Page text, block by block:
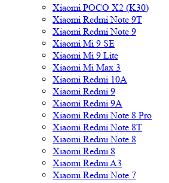
Xiaomi POCO X2 (K30)
Xiaomi Redmi Note 9T
Xiaomi Redmi Note 9
Xiaomi Mi 9 SE
Xiaomi Mi 9 Lite
Xiaomi Mi Max 3
Xiaomi Redmi 10A
Xiaomi Redmi 9
Xiaomi Redmi 9A
Xiaomi Redmi Note 8 Pro
Xiaomi Redmi Note 8T
Xiaomi Redmi Note 8
Xiaomi Redmi 8
Xiaomi Redmi A3
Xiaomi Redmi Note 7